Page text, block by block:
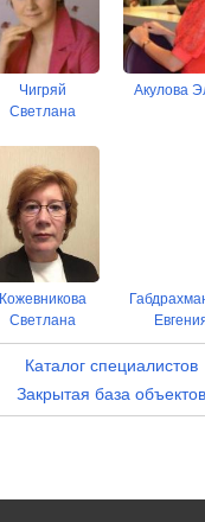
Чигряй
Светлана
Акулова
Кожевникова
Светлана
Каталог специалистов
Закрытая база объектов